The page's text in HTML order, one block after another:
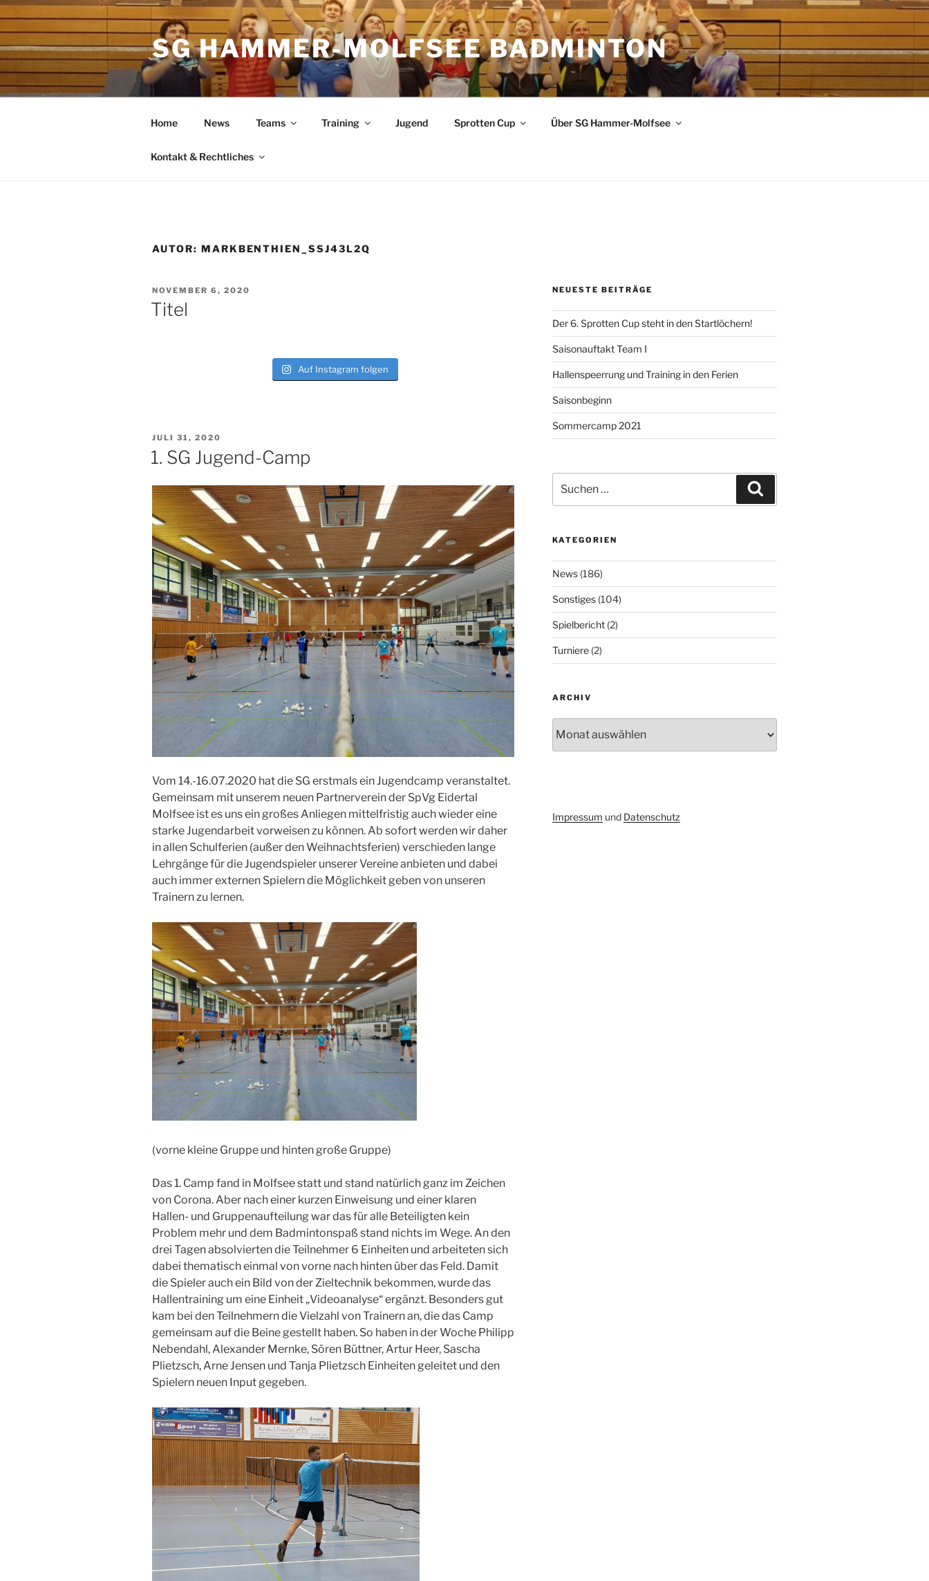
Zum
Inhalt
SG HAMMER-MOLFSEE BADMINTON
Home News Teams Training Jugend Sprotten Cup Über SG Hammer-Molfsee
Kontakt & Rechtliches
AUTOR: MARKBENTHIEN_SSJ43L2Q
VERÖFFENTLICHT
AM
NOVEMBER 6, 2020
Titel
Auf Instagram folgen
VERÖFFENTLICHT
JULI 31, 2020
1. SG Jugend-Camp
Vom 14.-16.07.2020 hat die SG erstmals ein Jugendcamp veranstaltet.
Gemeinsam mit unserem neuen Partnerverein der SpVg Eidertal
Molfsee ist es uns ein großes Anliegen mittelfristig auch wieder eine
starke Jugendarbeit vorweisen zu können. Ab sofort werden wir daher
in allen Schulferien (außer den Weihnachtsferien) verschieden lange
Lehrgänge für die Jugendspieler unserer Vereine anbieten und dabei
auch immer externen Spielern die Möglichkeit geben von unseren
Trainern zu lernen.
(vorne kleine Gruppe und hinten große Gruppe)
Das 1. Camp fand in Molfsee statt und stand natürlich ganz im Zeichen
von Corona. Aber nach einer kurzen Einweisung und einer klaren
Hallen- und Gruppenaufteilung war das für alle Beteiligten kein
Problem mehr und dem Badmintonspaß stand nichts im Wege. An den
drei Tagen absolvierten die Teilnehmer 6 Einheiten und arbeiteten sich
dabei thematisch einmal von vorne nach hinten über das Feld. Damit
die Spieler auch ein Bild von der Zieltechnik bekommen, wurde das
Hallentraining um eine Einheit „Videoanalyse“ ergänzt. Besonders gut
kam bei den Teilnehmern die Vielzahl von Trainern an, die das Camp
gemeinsam auf die Beine gestellt haben. So haben in der Woche Philipp
Nebendahl, Alexander Mernke, Sören Büttner, Artur Heer, Sascha
Plietzsch, Arne Jensen und Tanja Plietzsch Einheiten geleitet und den
Spielern neuen Input gegeben.
NEUESTE BEITRÄGE
Der 6. Sprotten Cup steht in den Startlöchern!
Saisonauftakt Team I
Hallenspeerrung und Training in den Ferien
Saisonbeginn
Sommercamp 2021
nach:
KATEGORIEN
News(186)
Sonstiges(104)
Spielbericht(2)
Turniere(2)
ARCHIV
Impressum und Datenschutz